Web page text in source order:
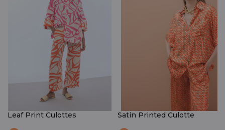
Leaf Print Culottes Satin Printed Culotte